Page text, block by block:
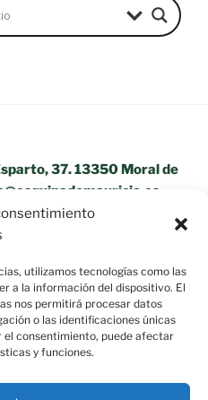
utilizamos tecnologías como las
a la información del dispositivo. El
nos permitirá procesar datos
o las identificaciones únicas
consentimiento, puede afectar
y funciones.
37. 13350 Moral de